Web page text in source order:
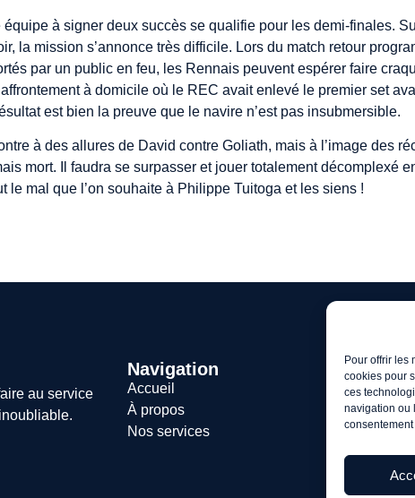
Pour offrir les
cookies pour
ces
navigation ou
équipe à signer deux succès se qualifie pour les demi-finales.
la mission s’annonce très difficile. Lors du match retour
par un public en feu, les Rennais peuvent espérer faire
à domicile où le REC avait enlevé le premier set
est bien la preuve que le navire n’est pas insubmersible.
à des allures de David contre Goliath, mais à l’image des
mort. Il faudra se surpasser et jouer totalement décomplexé
le mal que l’on souhaite à Philippe Tuitoga et les siens !
au service
Navigation
Accueil
À propos
Nos services